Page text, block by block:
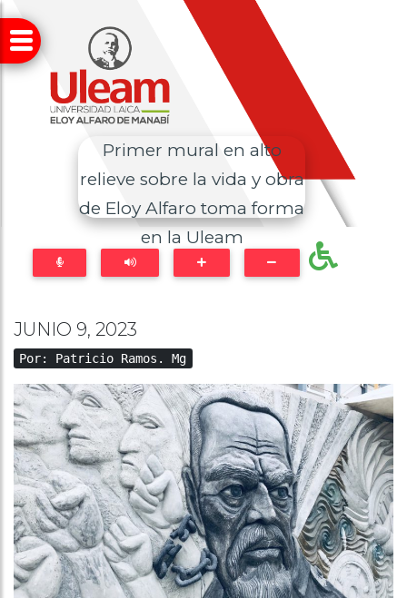
Primer mural en alto
relieve sobre la vida y obra
de Eloy Alfaro toma forma
en la Uleam
JUNIO 9, 2023
Por: Patricio Ramos. Mg